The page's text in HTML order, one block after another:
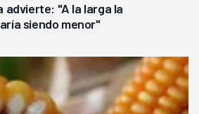
advierte: "A la larga la
siendo menor"